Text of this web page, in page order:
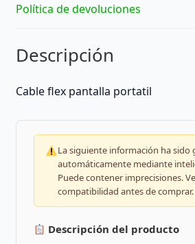
Política de devoluciones
Descripción
Cable flex pantalla portatil
La siguiente información ha sido
automáticamente mediante
Puede contener imprecisiones.
compatibilidad antes de comprar.
Descripción del producto